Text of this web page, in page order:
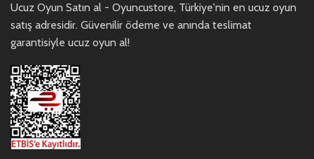
Ucuz Oyun Satın al - Oyuncustore, Türkiye'nin en ucuz oyun
satış adresidir. Güvenilir ödeme ve anında teslimat
garantisiyle ucuz oyun al!